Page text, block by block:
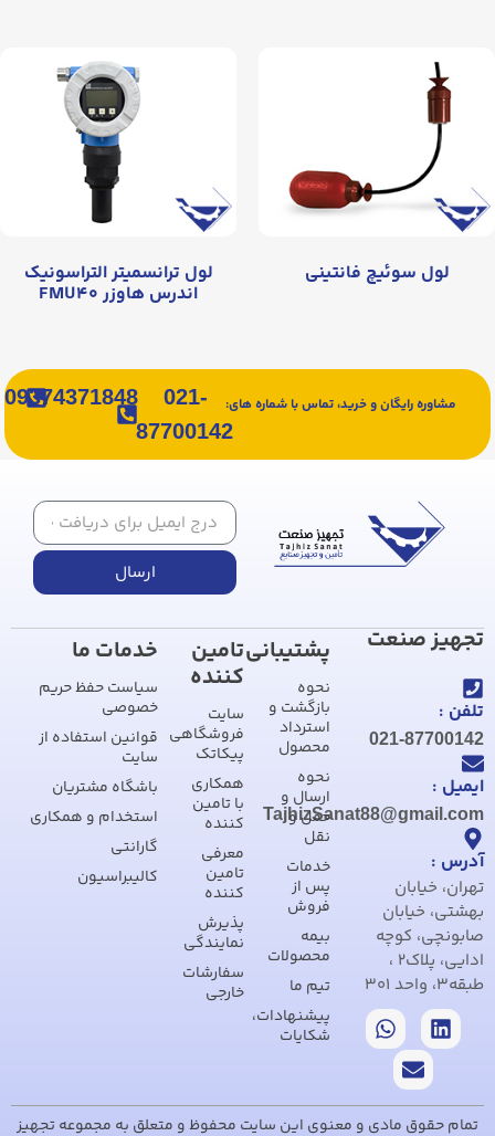
لول سوئیچ فانتینی لول ترانسمیتر التراسونیک
اندرس هاوزر FMU۴۰
مشاوره رایگان و خرید، تماس با شماره های:
021-
87700142
09374371848
ارسال
تجهیز صنعت
تلفن :
021-87700142
ایمیل :
TajhizSanat88@gmail.com
آدرس :
تهران، خیابان
بهشتی، خیابان
صابونچی، کوچه
ادایی، پلاک2 ،
طبقه3، واحد 301
پشتیبانی
نحوه
بازگشت و
استرداد
محصول
نحوه
ارسال و
حمل و
نقل
خدمات
پس از
فروش
بیمه
محصولات
تیم ما
پیشنهادات،
شکایات
تامین
کننده
سایت
فروشگاهی
پیکاتک
همکاری
با تامین
کننده
معرفی
تامین
کننده
پذیرش
نمایندگی
سفارشات
خارجی
خدمات ما
سیاست حفظ حریم
خصوصی
قوانین استفاده از
سایت
باشگاه مشتریان
استخدام و همکاری
گارانتی
کالیبراسیون
تمام حقوق مادی و معنوی این سایت محفوظ و متعلق به مجموعه تجهیز